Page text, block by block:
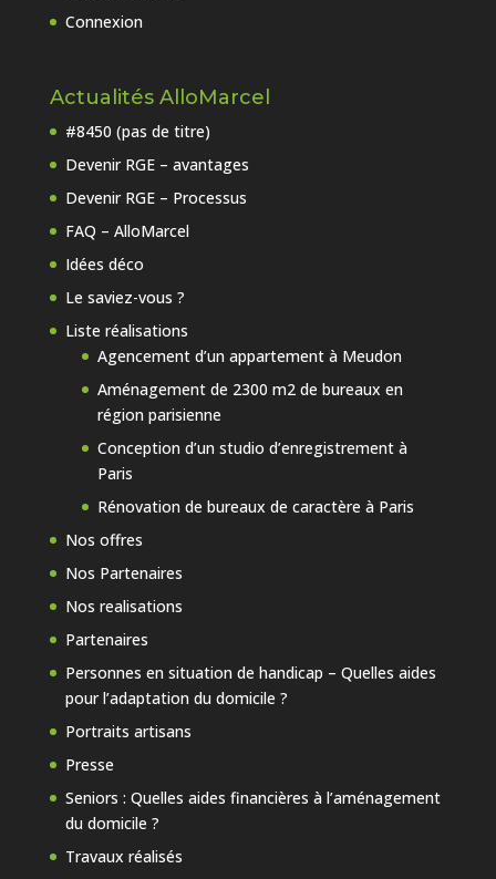
Connexion
Actualités AlloMarcel
#8450 (pas de titre)
Devenir RGE – avantages
Devenir RGE – Processus
FAQ – AlloMarcel
Idées déco
Le saviez-vous ?
Liste réalisations
Agencement d’un appartement à Meudon
Aménagement de 2300 m2 de bureaux en
région parisienne
Conception d’un studio d’enregistrement à
Paris
Rénovation de bureaux de caractère à Paris
Nos offres
Nos Partenaires
Nos realisations
Partenaires
Personnes en situation de handicap – Quelles aides
pour l’adaptation du domicile ?
Portraits artisans
Presse
Seniors : Quelles aides financières à l’aménagement
du domicile ?
Travaux réalisés